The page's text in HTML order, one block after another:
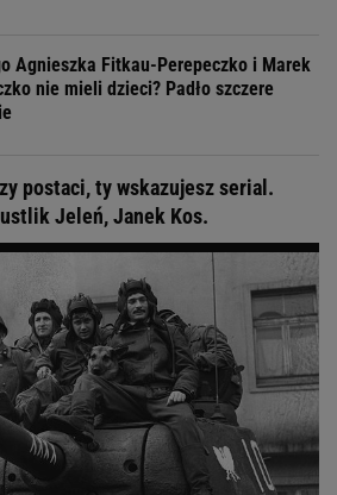
Agnieszka Fitkau-Perepeczko i Marek
nie mieli dzieci? Padło szczere
postaci, ty wskazujesz serial.
Jeleń, Janek Kos.